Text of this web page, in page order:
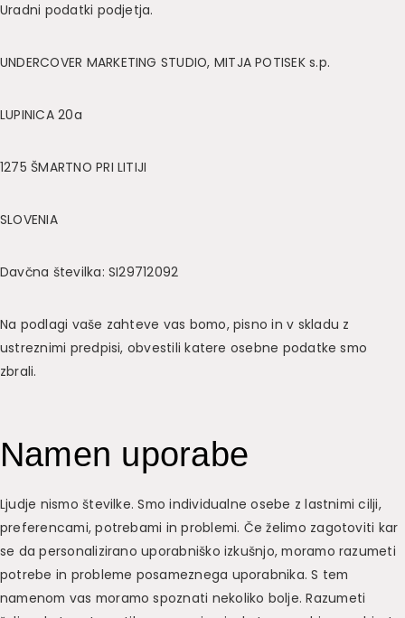
Uradni podatki podjetja.
UNDERCOVER MARKETING STUDIO, MITJA POTISEK s.p.
LUPINICA 20a
1275 ŠMARTNO PRI LITIJI
SLOVENIA
Davčna številka: SI29712092
Na podlagi vaše zahteve vas bomo, pisno in v skladu z
ustreznimi predpisi, obvestili katere osebne podatke smo
zbrali.
Namen uporabe
Ljudje nismo številke. Smo individualne osebe z lastnimi cilji,
preferencami, potrebami in problemi. Če želimo zagotoviti kar
se da personalizirano uporabniško izkušnjo, moramo razumeti
potrebe in probleme posameznega uporabnika. S tem
namenom vas moramo spoznati nekoliko bolje. Razumeti